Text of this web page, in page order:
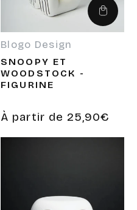
Choisir
des
Fournisseur :
Blogo Design
SNOOPY ET
WOODSTOCK -
FIGURINE
Prix
habituel
À partir de 25,90€